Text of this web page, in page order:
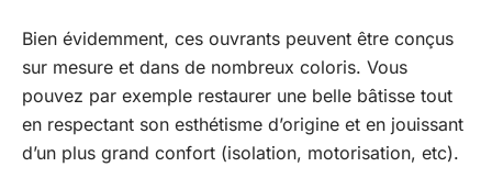
Bien évidemment, ces ouvrants peuvent être conçus
sur mesure et dans de nombreux coloris. Vous
pouvez par exemple restaurer une belle bâtisse tout
en respectant son esthétisme d’origine et en jouissant
d’un plus grand confort (isolation, motorisation, etc).